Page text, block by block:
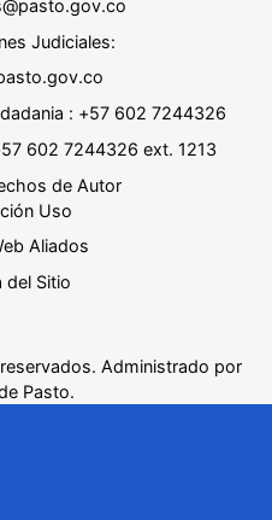
Judiciales:
: +57 602 7244326
602 7244326 ext. 1213
de Autor
Uso
Aliados
del Sitio
Administrado por
Pasto.